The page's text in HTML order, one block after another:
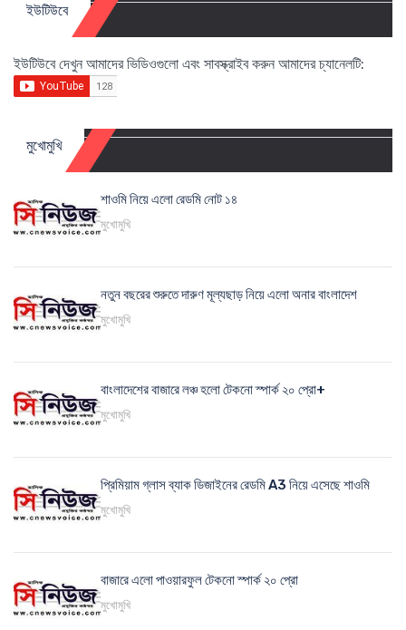
ইউটিউবে
ইউটিউবে দেখুন আমাদের ভিডিওগুলো এবং সাবস্ক্রাইব করুন আমাদের চ্যানেলটি:
মুখোমুখি
শাওমি নিয়ে এলো রেডমি নোট ১৪
মুখোমুখি
নতুন বছরের শুরুতে দারুণ মূল্যছাড় নিয়ে এলো অনার বাংলাদেশ
মুখোমুখি
বাংলাদেশের বাজারে লঞ্চ হলো টেকনো স্পার্ক ২০ প্রো+
মুখোমুখি
প্রিমিয়াম গ্লাস ব্যাক ডিজাইনের রেডমি A3 নিয়ে এসেছে শাওমি
মুখোমুখি
বাজারে এলো পাওয়ারফুল টেকনো স্পার্ক ২০ প্রো
মুখোমুখি